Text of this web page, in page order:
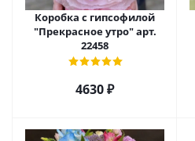
Коробка с гипсофилой
"Прекрасное утро" арт.
22458
4630 ₽